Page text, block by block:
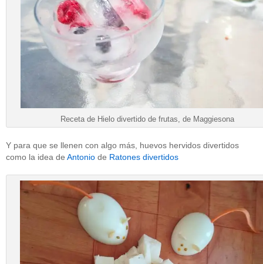
Receta de Hielo divertido de frutas, de Maggiesona
Y para que se llenen con algo más, huevos hervidos divertidos
como la idea de Antonio de Ratones divertidos